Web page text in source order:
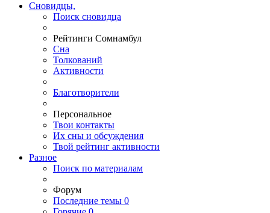
Сновидцы,
Поиск сновидца
Рейтинги Сомнамбул
Сна
Толкований
Активности
Благотворители
Персональное
Твои контакты
Их сны и обсуждения
Твой рейтинг активности
Разное
Поиск по материалам
Форум
Последние темы 0